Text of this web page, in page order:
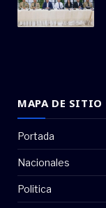
MAPA DE SITIO
Portada
Nacionales
Politica